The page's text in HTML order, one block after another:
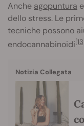
Anche agopuntura e
dello stress. Le
tecniche possono
endocannabinoidi
Notizia Collegata